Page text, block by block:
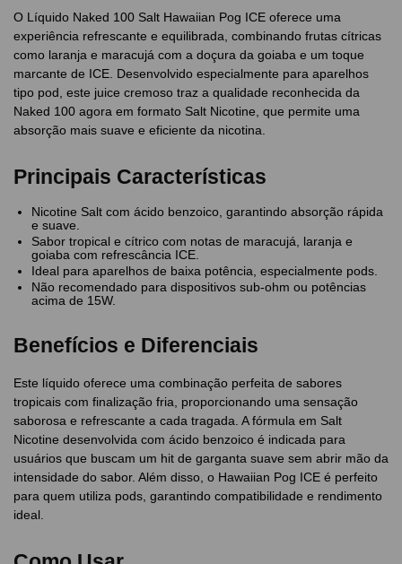
O Líquido Naked 100 Salt Hawaiian Pog ICE oferece uma
experiência refrescante e equilibrada, combinando frutas cítricas
como laranja e maracujá com a doçura da goiaba e um toque
marcante de ICE. Desenvolvido especialmente para aparelhos
tipo pod, este juice cremoso traz a qualidade reconhecida da
Naked 100 agora em formato Salt Nicotine, que permite uma
absorção mais suave e eficiente da nicotina.
Principais Características
Nicotine Salt com ácido benzoico, garantindo absorção rápida
e suave.
Sabor tropical e cítrico com notas de maracujá, laranja e
goiaba com refrescância ICE.
Ideal para aparelhos de baixa potência, especialmente pods.
Não recomendado para dispositivos sub-ohm ou potências
acima de 15W.
Benefícios e Diferenciais
Este líquido oferece uma combinação perfeita de sabores
tropicais com finalização fria, proporcionando uma sensação
saborosa e refrescante a cada tragada. A fórmula em Salt
Nicotine desenvolvida com ácido benzoico é indicada para
usuários que buscam um hit de garganta suave sem abrir mão da
intensidade do sabor. Além disso, o Hawaiian Pog ICE é perfeito
para quem utiliza pods, garantindo compatibilidade e rendimento
ideal.